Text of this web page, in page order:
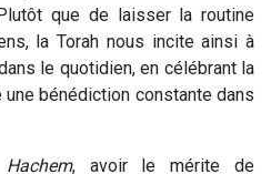
que de laisser la routine
la Torah nous incite ainsi à
le quotidien, en célébrant la
bénédiction constante dans
Hachem, avoir le mérite de